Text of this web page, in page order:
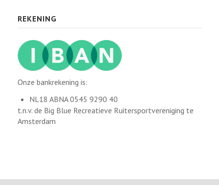
REKENING
Onze bankrekening is:
NL18 ABNA 0545 9290 40
t.n.v. de Big Blue Recreatieve Ruitersportvereniging te
Amsterdam